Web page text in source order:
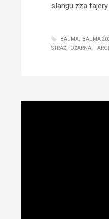
slangu zza fajery.
BAUMA BAUMA
STRAŻ POŻARNA